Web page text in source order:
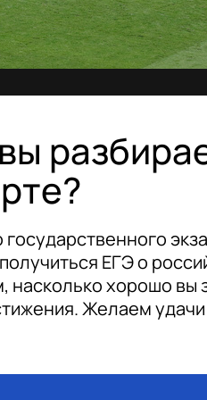
ЕГЭ о
насколько хорошо вы
Желаем